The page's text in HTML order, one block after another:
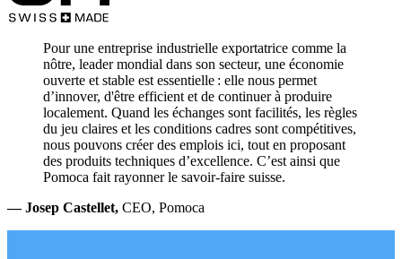
Pour une entreprise industrielle exportatrice comme la
nôtre, leader mondial dans son secteur, une économie
ouverte et stable est essentielle : elle nous permet
d’innover, d'être efficient et de continuer à produire
localement. Quand les échanges sont facilités, les règles
du jeu claires et les conditions cadres sont compétitives,
nous pouvons créer des emplois ici, tout en proposant
des produits techniques d’excellence. C’est ainsi que
Pomoca fait rayonner le savoir‑faire suisse.
— Josep Castellet, CEO, Pomoca